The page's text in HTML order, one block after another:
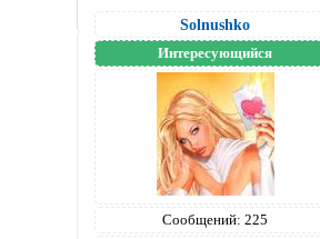
Solnushko
Интересующийся
Сообщений: 225